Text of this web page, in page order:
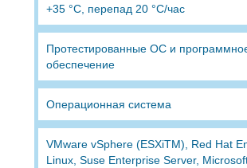
+35 °С, перепад 20 °С/час
Протестированные ОС и
обеспечение
Операционная система
VMware vSphere (ESXiTM), Red Hat
Linux, Suse Enterprise Server,